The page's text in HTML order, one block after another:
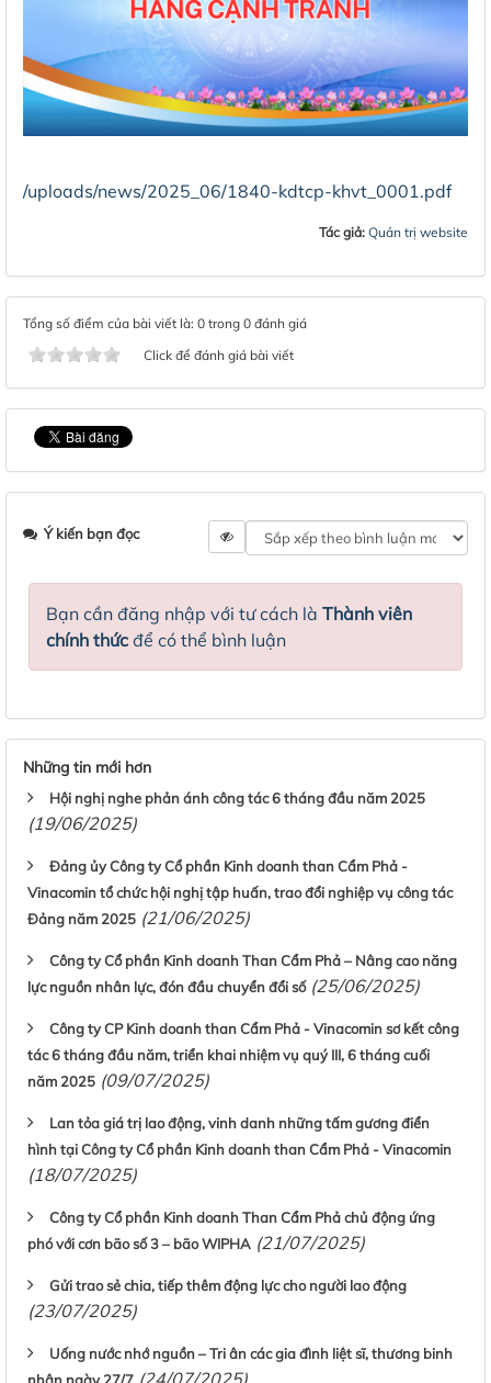
/uploads/news/2025_06/1840-kdtcp-khvt_0001.pdf
Tác giả: Quản trị website
Tổng số điểm của bài viết là: 0 trong 0 đánh giá
Click để đánh giá bài viết
Ý kiến bạn đọc
Bạn cần đăng nhập với tư cách là Thành viên
chính thức để có thể bình luận
Những tin mới hơn
Hội nghị nghe phản ánh công tác 6 tháng đầu năm 2025
(19/06/2025)
Đảng ủy Công ty Cổ phần Kinh doanh than Cẩm Phả -
Vinacomin tổ chức hội nghị tập huấn, trao đổi nghiệp vụ công tác
Đảng năm 2025 (21/06/2025)
Công ty Cổ phần Kinh doanh Than Cẩm Phả – Nâng cao năng
lực nguồn nhân lực, đón đầu chuyển đổi số (25/06/2025)
Công ty CP Kinh doanh than Cẩm Phả - Vinacomin sơ kết công
tác 6 tháng đầu năm, triển khai nhiệm vụ quý III, 6 tháng cuối
năm 2025 (09/07/2025)
Lan tỏa giá trị lao động, vinh danh những tấm gương điển
hình tại Công ty Cổ phần Kinh doanh than Cẩm Phả - Vinacomin
(18/07/2025)
Công ty Cổ phần Kinh doanh Than Cẩm Phả chủ động ứng
phó với cơn bão số 3 – bão WIPHA (21/07/2025)
Gửi trao sẻ chia, tiếp thêm động lực cho người lao động
(23/07/2025)
Uống nước nhớ nguồn – Tri ân các gia đình liệt sĩ, thương binh